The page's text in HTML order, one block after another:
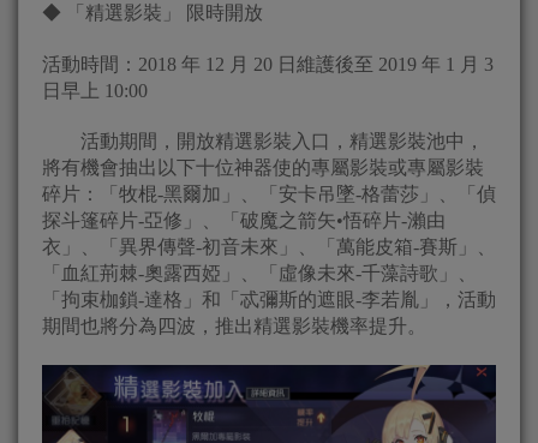
◆ 「精選影裝」 限時開放
活動時間：2018 年 12 月 20 日維護後至 2019 年 1 月 3
日早上 10:00
活動期間，開放精選影裝入口，精選影裝池中，
將有機會抽出以下十位神器使的專屬影裝或專屬影裝
碎片：「牧棍-黑爾加」、「安卡吊墜-格蕾莎」、「偵
探斗篷碎片-亞修」、「破魔之箭矢•悟碎片-瀨由
衣」、「異界傳聲-初音未來」、「萬能皮箱-賽斯」、
「血紅荊棘-奧露西婭」、「虛像未來-千藻詩歌」、
「拘束枷鎖-達格」和「忒彌斯的遮眼-李若胤」，活動
期間也將分為四波，推出精選影裝機率提升。